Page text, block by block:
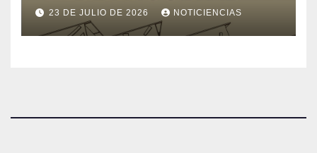
23 DE JULIO DE 2026 NOTICIENCIAS